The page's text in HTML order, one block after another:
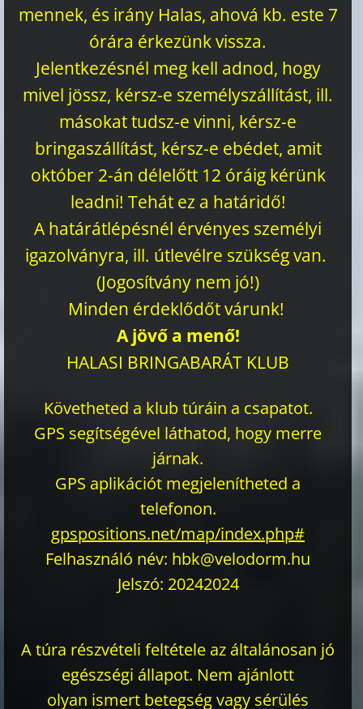
mennek, és irány Halas, ahová kb. este 7
órára érkezünk vissza.
Jelentkezésnél meg kell adnod, hogy
mivel jössz, kérsz-e személyszállítást, ill.
másokat tudsz-e vinni, kérsz-e
bringaszállítást, kérsz-e ebédet, amit
október 2-án délelőtt 12 óráig kérünk
leadni! Tehát ez a határidő!
A határátlépésnél érvényes személyi
igazolványra, ill. útlevélre szükség van.
(Jogosítvány nem jó!)
Minden érdeklődőt várunk!
A jövő a menő!
HALASI BRINGABARÁT KLUB
Követheted a klub túráin a csapatot.
GPS segítségével láthatod, hogy merre
járnak.
GPS aplikációt megjelenítheted a
telefonon.
gpspositions.net/map/index.php#
Felhasználó név: hbk@velodorm.hu
Jelszó: 20242024
A túra részvételi feltétele az általánosan jó
egészségi állapot. Nem ajánlott
olyan ismert betegség vagy sérülés